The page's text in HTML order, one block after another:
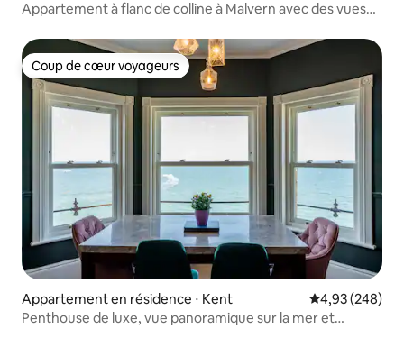
Appartement à flanc de colline à Malvern avec des vues
Coup de cœur voyageurs
Coup de cœur voyageurs
Appartement en résidence ⋅ Kent Évaluation
4,93 (248)
Penthouse de luxe, vue panoramique sur la mer et